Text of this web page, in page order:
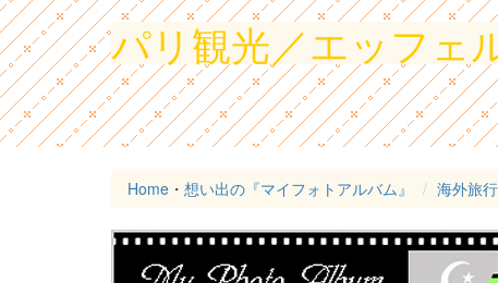
パリ観光／エッフェ
Home ・ 想い出の『マイフォトアルバム』 海外旅